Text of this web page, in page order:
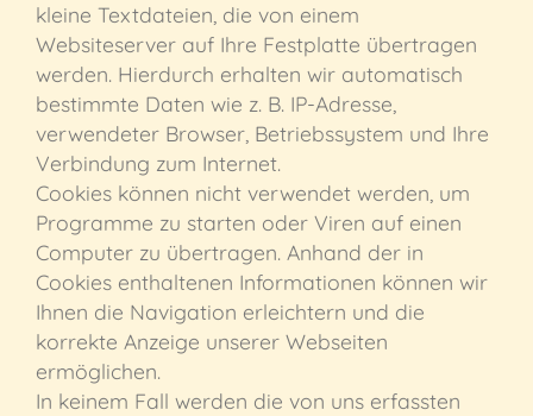
kleine Textdateien, die von einem
Websiteserver auf Ihre Festplatte übertragen
werden. Hierdurch erhalten wir automatisch
bestimmte Daten wie z. B. IP-Adresse,
verwendeter Browser, Betriebssystem und Ihre
Verbindung zum Internet.
Cookies können nicht verwendet werden, um
Programme zu starten oder Viren auf einen
Computer zu übertragen. Anhand der in
Cookies enthaltenen Informationen können wir
Ihnen die Navigation erleichtern und die
korrekte Anzeige unserer Webseiten
ermöglichen.
In keinem Fall werden die von uns erfassten